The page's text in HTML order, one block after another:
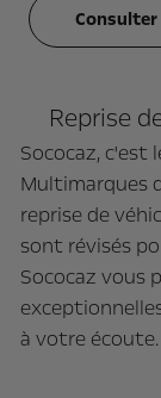
Reprise
Sococaz, c'est
Multimarques
reprise de
sont révisés
Sococaz vous
à votre écoute.